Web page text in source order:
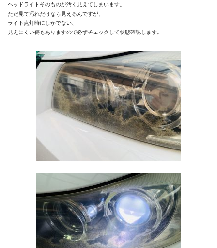
ヘッドライトそのものが汚く見えてしまいます。
ただ見て汚れだけなら見えるんですが、
ライト点灯時にしかでない、
見えにくい傷もありますので必ずチェックして状態確認します。